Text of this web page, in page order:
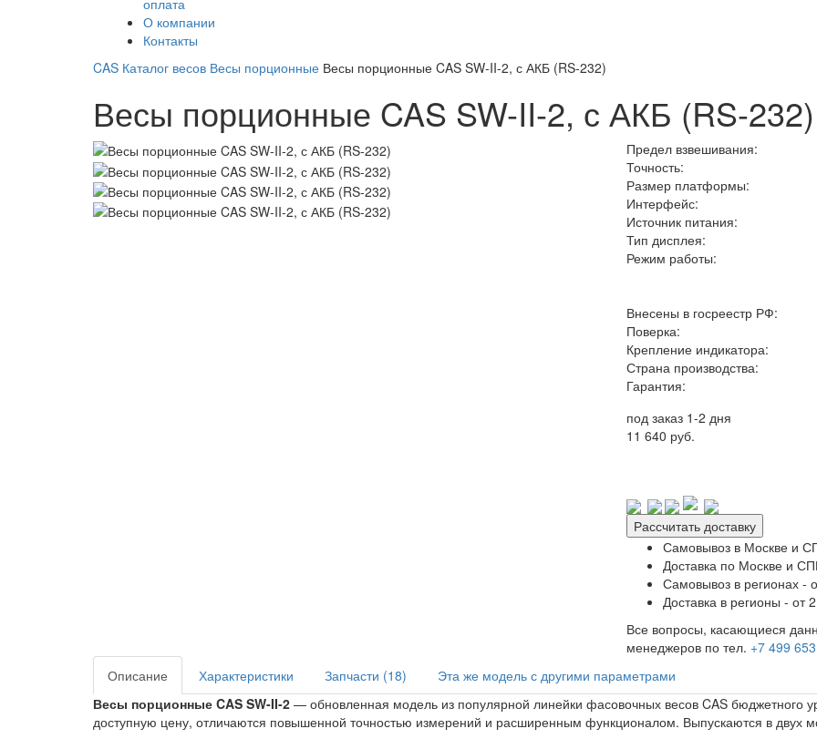
оплата
О компании
Контакты
CAS Каталог весов Весы порционные Весы порционные CAS SW-II-2, с АКБ (RS-232)
Весы порционные CAS SW-II-2, с АКБ (RS-232)
Предел взвешивания:
Точность:
Размер платформы:
Интерфейс:
Источник питания:
Тип дисплея:
Режим работы:
Внесены в госреестр РФ:
Поверка:
Крепление индикатора:
Страна производства:
Гарантия:
под заказ 1-2 дня
11 640 руб.
Рассчитать доставку
Самовывоз в Москве и
Доставка по Москве и
Самовывоз в регионах -
Доставка в регионы - от
Все вопросы, касающиеся
менеджеров по тел. +7 499
Описание
Характеристики Запчасти (18)
Эта же модель с другими параметрами
Весы порционные CAS SW-II-2 — обновленная модель из популярной линейки фасовочных весов CAS бюджетного
доступную цену, отличаются повышенной точностью измерений и расширенным функционалом. Выпускаются в двух